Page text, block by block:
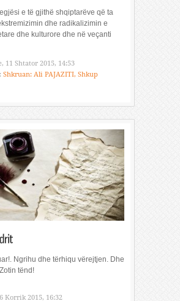
e të gjithë shqiptarëve që ta
dhe radikalizimin e
dhe kulturore dhe në veçanti
11 Shtator 2015, 14:53
Shkruan: Ali PAJAZITI, Shkup
Ngrihu dhe tërhiqu vërejtjen. Dhe
tënd!
Korrik 2015, 16:32